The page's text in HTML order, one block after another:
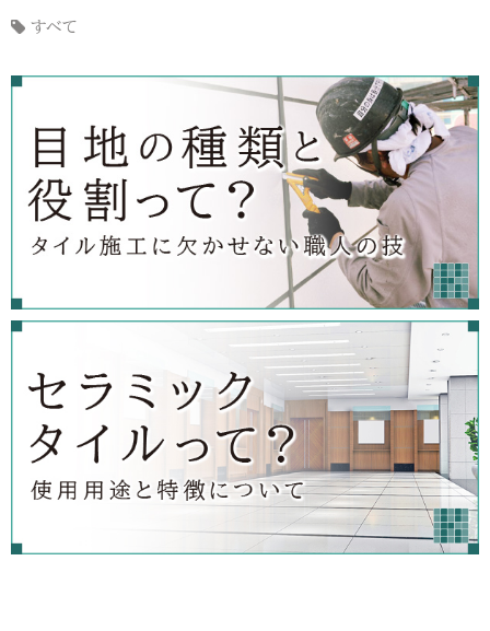
すべて